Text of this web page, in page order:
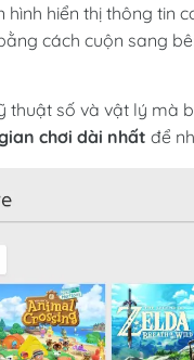
hình hiển thị thông tin
cách cuộn sang
thuật số và vật lý mà
chơi dài nhất để